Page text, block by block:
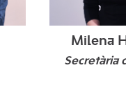
Milena
Secretària